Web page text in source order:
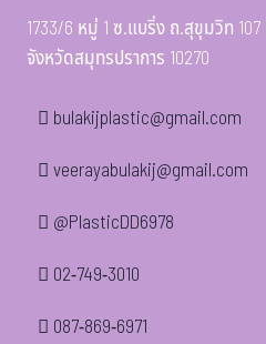
1733/6 หมู่ 1 ซ.แบริ่ง ถ.สุขุมวิท
จังหวัดสมุทรปราการ 10270
bulakijplastic@gmail.com
veerayabulakij@gmail.com
@PlasticDD6978
02-749-3010
087-869-6971